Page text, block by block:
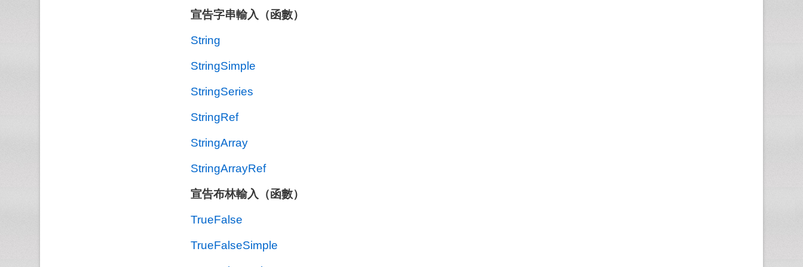
宣告字串輸入（函數）
String
StringSimple
StringSeries
StringRef
StringArray
StringArrayRef
宣告布林輸入（函數）
TrueFalse
TrueFalseSimple